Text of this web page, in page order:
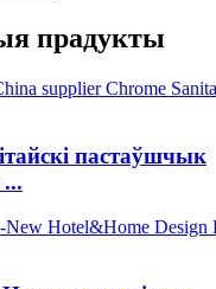
прадукты
пастаўшчык